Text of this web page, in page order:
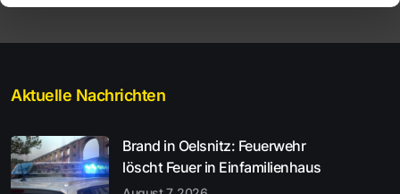
Aktuelle Nachrichten
Brand in Oelsnitz: Feuerwehr
löscht Feuer in Einfamilienhaus